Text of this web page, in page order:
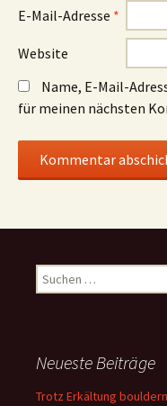
E-Mail-Adresse *
Website
Name, E-Mail-
für meinen nächsten
Suchen
nach:
Neueste Beiträge
Trotz Erkältung